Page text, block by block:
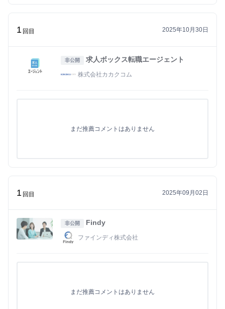
1 回目 2025年10月30日
非公開 求人ボックス転職エージェント
株式会社カカクコム
まだ推薦コメントはありません
1 回目 2025年09月02日
非公開 Findy
ファインディ株式会社
まだ推薦コメントはありません